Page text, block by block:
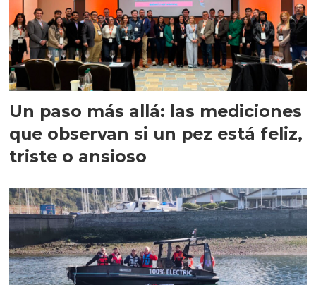
Un paso más allá: las mediciones
que observan si un pez está feliz,
triste o ansioso